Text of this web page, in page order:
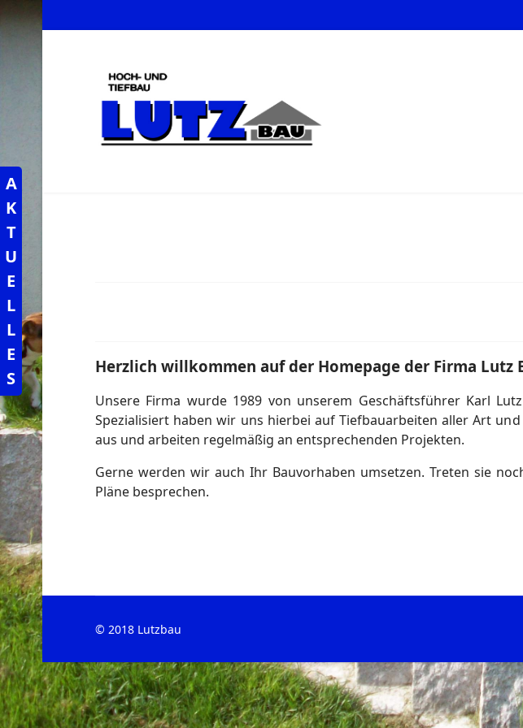
Herzlich willkommen auf der Homepage der Firma Lutz
Unsere Firma wurde 1989 von unserem Geschäftsführer Karl
Spezialisiert haben wir uns hierbei auf Tiefbauarbeiten aller Art
aus und arbeiten regelmäßig an entsprechenden Projekten.
Gerne werden wir auch Ihr Bauvorhaben umsetzen. Treten sie
Pläne besprechen.
© 2018 Lutzbau
A
K
T
U
E
L
L
E
S